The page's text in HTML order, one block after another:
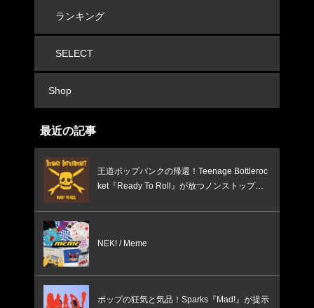
ランキング
SELECT
Shop
最近の記事
王道ポップパンクの帰還！Teenage Bottleroc
ket『Ready To Roll』が放つノンストップの
NEK! / Meme
ポップの狂気と気品！Sparks『Mad!』が提示